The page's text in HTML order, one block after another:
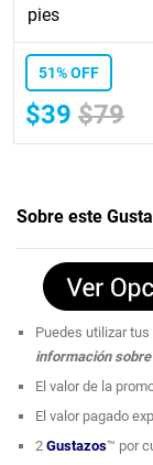
pies
51% OFF
$39 $79
Sobre este
Puedes utilizar
información
El valor de la
El valor pagado
2 Gustazos™ por